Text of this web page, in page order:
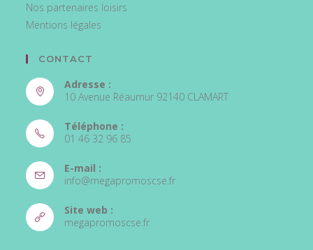
Nos partenaires loisirs
Mentions légales
CONTACT
Adresse :
10 Avenue Réaumur 92140 CLAMART
Téléphone :
01 46 32 96 85
dans
votre
application
E-mail :
info@megapromoscse.frS’ouvre
Site web :
megapromoscse.frS’ouvre